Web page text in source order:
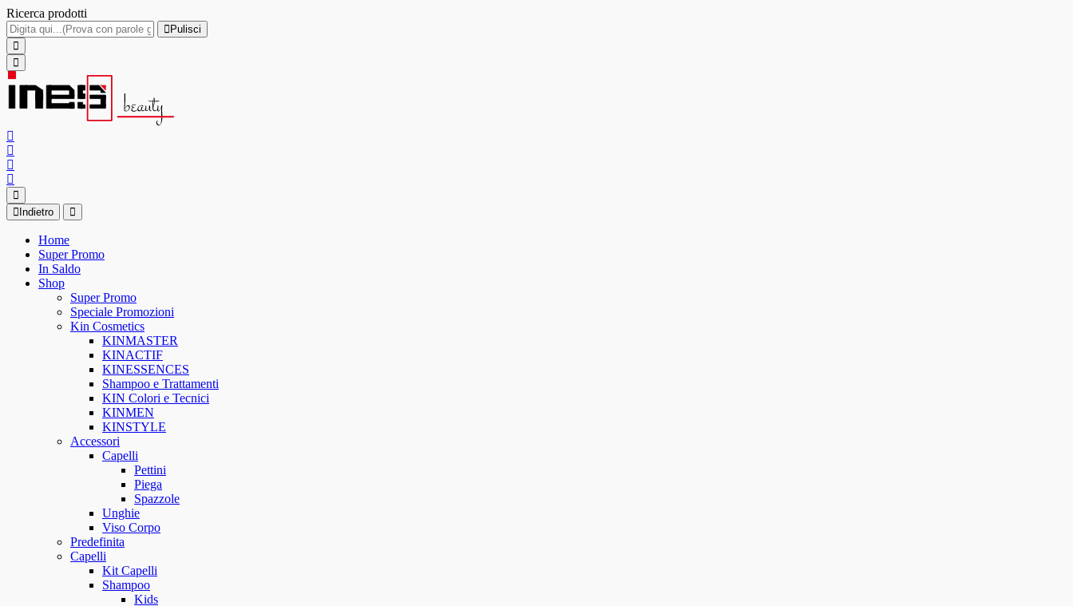
Ricerca prodotti
Pulisci
Indietro
Home
Super Promo
In Saldo
Shop
Super Promo
Speciale Promozioni
Kin Cosmetics
KINMASTER
KINACTIF
KINESSENCES
Shampoo e Trattamenti
KIN Colori e Tecnici
KINMEN
KINSTYLE
Accessori
Capelli
Pettini
Piega
Spazzole
Unghie
Viso Corpo
Predefinita
Capelli
Kit Capelli
Shampoo
Kids